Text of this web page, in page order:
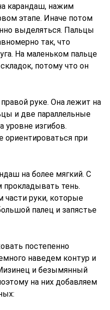
карандаш, нажим
этапе. Иначе потом
выделяться. Пальцы
так, что
На маленьком пальце
потому что он
руке. Она лежит на
и две параллельные
уровне изгибов.
ориентироваться при
на более мягкий. С
тень.
руки, которые
палец и запястье
постепенно
наведем контур и
и безымянный
на них добавляем